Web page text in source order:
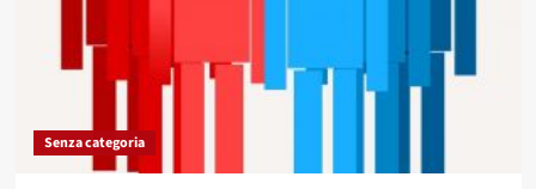
Senza categoria